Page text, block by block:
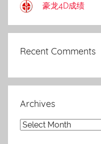
豪龙4D成绩
Recent Comments
Archives
Archives